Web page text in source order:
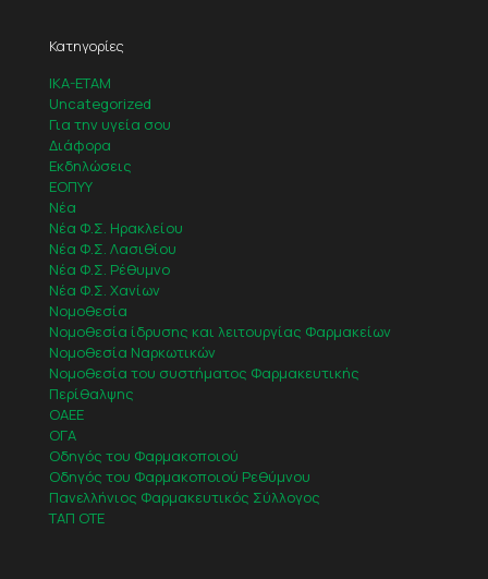
Κατηγορίες
IKA-ETAM
Uncategorized
Για την υγεία σου
Διάφορα
Εκδηλώσεις
ΕΟΠΥΥ
Νέα
Νέα Φ.Σ. Ηρακλείου
Νέα Φ.Σ. Λασιθίου
Νέα Φ.Σ. Ρέθυμνο
Νέα Φ.Σ. Χανίων
Νομοθεσία
Νομοθεσία ίδρυσης και λειτουργίας Φαρμακείων
Νομοθεσία Ναρκωτικών
Νομοθεσία του συστήματος Φαρμακευτικής
Περίθαλψης
ΟΑΕΕ
ΟΓΑ
Οδηγός του Φαρμακοποιού
Οδηγός του Φαρμακοποιού Ρεθύμνου
Πανελλήνιος Φαρμακευτικός Σύλλογος
ΤΑΠ ΟΤΕ